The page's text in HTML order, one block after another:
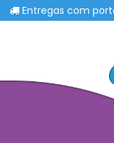
Entregas com portes